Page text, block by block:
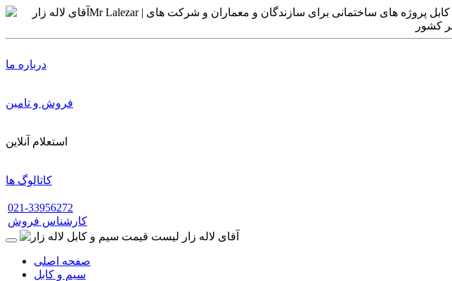
درباره ما
فروش و تامین
استعلام آنلاین
کاتالوگ ها
021-33956272
کارشناس فروش
صفحه اصلی
سیم و کابل